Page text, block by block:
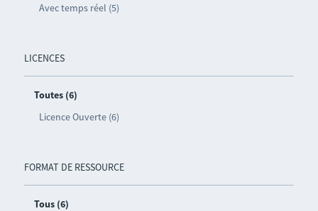
Avec temps réel (5)
LICENCES
Toutes (6)
Licence Ouverte (6)
FORMAT DE RESSOURCE
Tous (6)